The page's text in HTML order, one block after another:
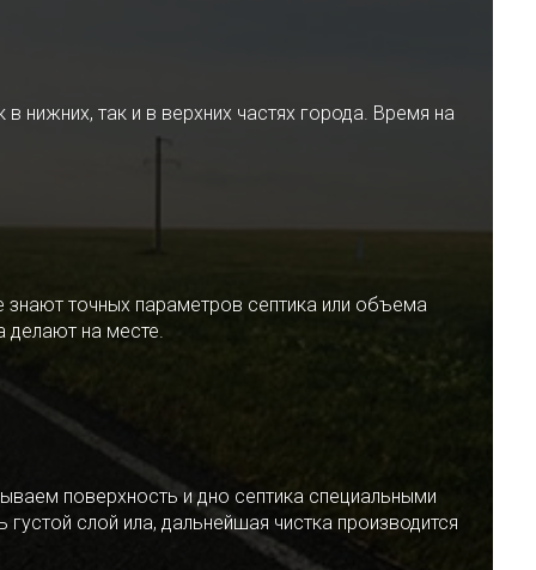
так и в верхних частях города. Время на
точных параметров септика или объема
делают на месте.
поверхность и дно септика специальными
слой ила, дальнейшая чистка производится